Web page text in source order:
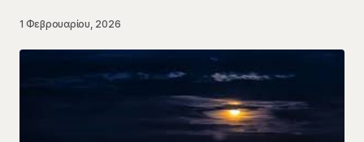
1 Φεβρουαρίου, 2026